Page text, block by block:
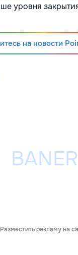
уровня
на новости
Разместить рекламу на